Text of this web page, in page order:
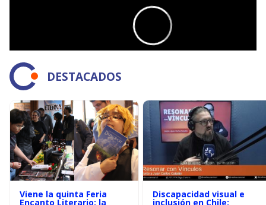
DESTACADOS
Viene la quinta Feria
Encanto Literario: la
Discapacidad visual e
inclusión en Chile: